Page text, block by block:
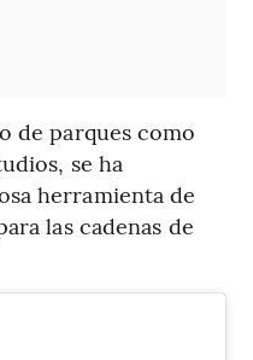
de parques como
se ha
herramienta de
las cadenas de